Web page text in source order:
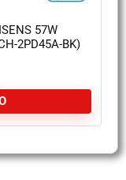
57W
2PD45A-BK)